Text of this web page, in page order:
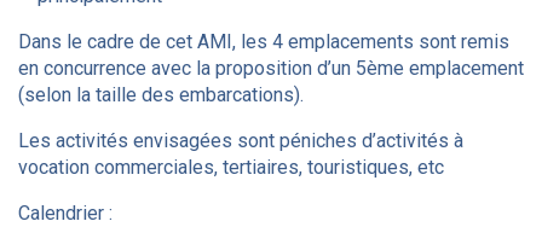
Dans le cadre de cet AMI, les 4 emplacements sont remis
en concurrence avec la proposition d’un 5ème emplacement
(selon la taille des embarcations).
Les activités envisagées sont péniches d’activités à
vocation commerciales, tertiaires, touristiques, etc
Calendrier :